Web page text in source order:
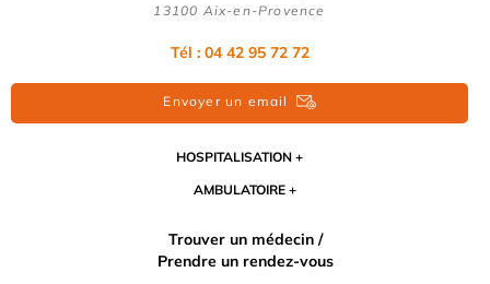
13100 Aix-en-Provence
Tél : 04 42 95 72 72
Envoyer un email
HOSPITALISATION
AMBULATOIRE
Trouver un médecin /
Prendre un rendez-vous